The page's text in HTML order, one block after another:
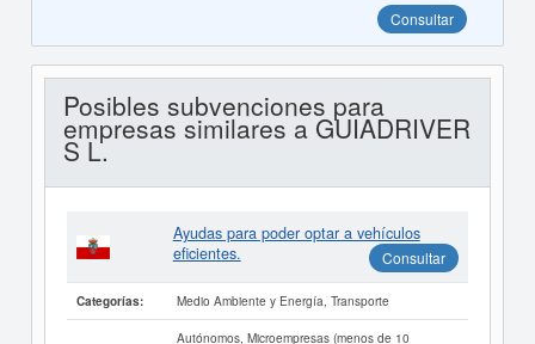
Consultar
Posibles subvenciones para
empresas similares a GUIADRIVER
S L.
Ayudas para poder optar a vehículos
eficientes.
Consultar
Categorías: Medio Ambiente y Energía, Transporte
Autónomos, Microempresas (menos de 10